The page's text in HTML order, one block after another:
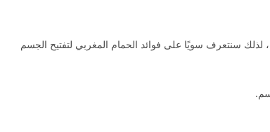
لذلك سنتعرف سويًا على فوائد الحمام المغربي لتفتيح الجسم